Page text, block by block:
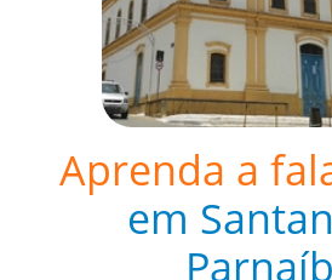
Aprenda a
em